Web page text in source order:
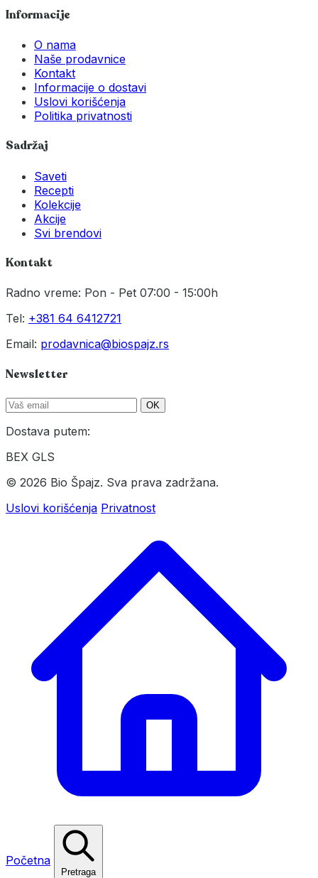
Informacije
O nama
Naše prodavnice
Kontakt
Informacije o dostavi
Uslovi korišćenja
Politika privatnosti
Sadržaj
Saveti
Recepti
Kolekcije
Akcije
Svi brendovi
Kontakt
Radno vreme: Pon - Pet 07:00 - 15:00h
Tel: +381 64 6412721
Email: prodavnica@biospajz.rs
Newsletter
OK
Dostava putem:
BEX GLS
© 2026 Bio Špajz. Sva prava zadržana.
Uslovi korišćenja Privatnost
Početna
Pretraga